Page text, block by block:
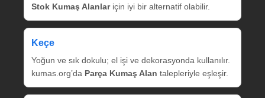
Stok Kumaş Alanlariçin iyi bir alternatif olabilir.
Keçe
Yoğun ve sık dokulu; el işi ve dekorasyonda kullanılır.
kumas.org’da Parça Kumaş Alan talepleriyle eşleşir.